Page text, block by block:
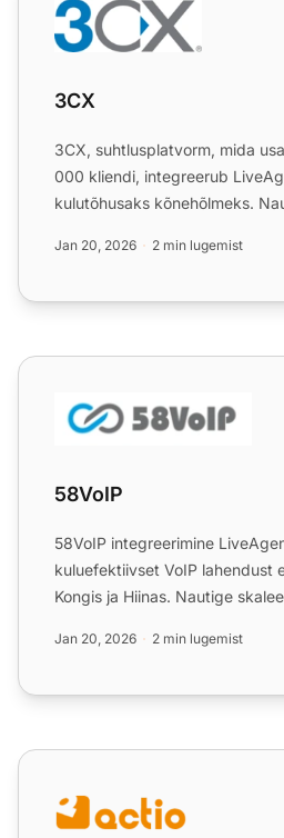
3CX
3CX, suhtlusplatvorm, mida
000 kliendi, integreerub
kulutõhusaks kõnehõlmeks.
Jan 20, 2026 2 min lugemist
58VoIP
58VoIP
58VoIP integreerimine
kuluefektiivset VoIP lahendust
Kongis ja Hiinas. Nautige
Jan 20, 2026 2 min lugemist
Actio